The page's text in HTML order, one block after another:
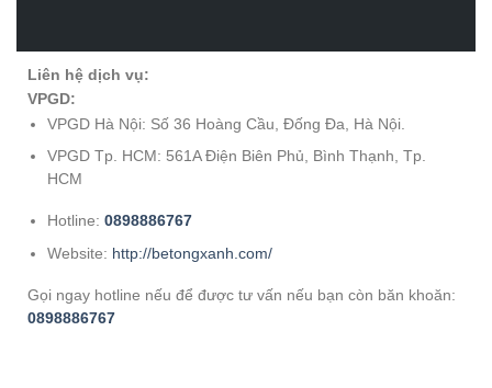
Liên hệ dịch vụ:
VPGD:
VPGD Hà Nội: Số 36 Hoàng Cầu, Đống Đa, Hà Nội.
VPGD Tp. HCM: 561A Điện Biên Phủ, Bình Thạnh, Tp.
HCM
Hotline: 0898886767
Website: http://betongxanh.com/
Gọi ngay hotline nếu để được tư vấn nếu bạn còn băn khoăn:
0898886767